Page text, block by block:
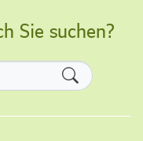
Sie suchen?